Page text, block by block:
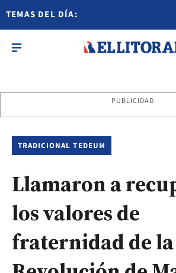
TEMAS DEL DÍA:
PUBLICIDAD
TRADICIONAL TEDEUM
Llamaron a
los valores de
fraternidad de la